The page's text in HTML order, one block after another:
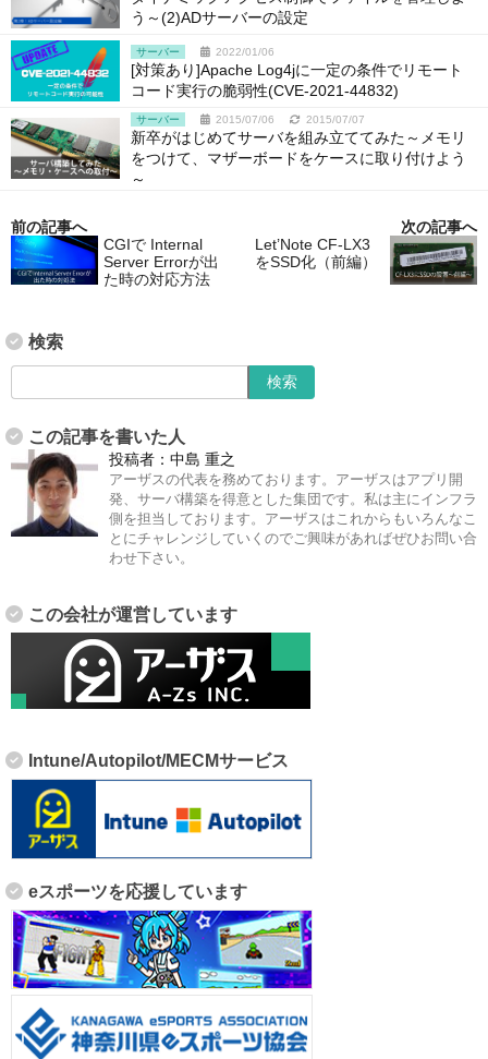
う～(2)ADサーバーの設定
サーバー 2022/01/06
[対策あり]Apache Log4jに一定の条件でリモート
コード実行の脆弱性(CVE-2021-44832)
サーバー 2015/07/06 2015/07/07
新卒がはじめてサーバを組み立ててみた～メモリ
をつけて、マザーボードをケースに取り付けよう
～
前の記事へ
CGIで Internal
Server Errorが出
た時の対応方法
次の記事へ
Let’Note CF-LX3
をSSD化（前編）
検索
この記事を書いた人
投稿者： 中島 重之
アーザスの代表を務めております。アーザスはアプリ開
発、サーバ構築を得意とした集団です。私は主にインフラ
側を担当しております。アーザスはこれからもいろんなこ
とにチャレンジしていくのでご興味があればぜひお問い合
わせ下さい。
この会社が運営しています
Intune/Autopilot/MECMサービス
eスポーツを応援しています